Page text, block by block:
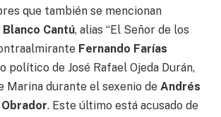
que también se mencionan
Cantú, alias “El Señor de los
Fernando Farías
político de José Rafael Ojeda Durán,
Marina durante el sexenio de Andrés
. Este último está acusado de